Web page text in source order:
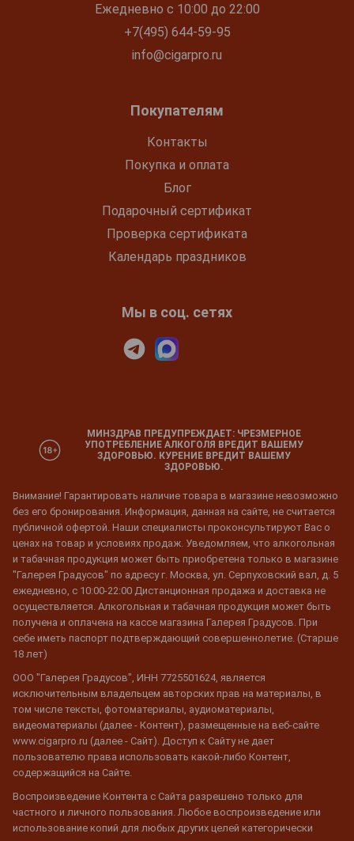
Ежедневно с 10:00 до 22:00
+7(495) 644-59-95
info@cigarpro.ru
Покупателям
Контакты
Покупка и оплата
Блог
Подарочный сертификат
Проверка сертификата
Календарь праздников
Мы в соц. сетях
МИНЗДРАВ ПРЕДУПРЕЖДАЕТ: ЧРЕЗМЕРНОЕ
УПОТРЕБЛЕНИЕ АЛКОГОЛЯ ВРЕДИТ ВАШЕМУ
ЗДОРОВЬЮ. КУРЕНИЕ ВРЕДИТ ВАШЕМУ
ЗДОРОВЬЮ.
Внимание! Гарантировать наличие товара в магазине невозможно
без его бронирования. Информация, данная на сайте, не считается
публичной офертой. Наши специалисты проконсультируют Вас о
ценах на товар и условиях продаж. Уведомляем, что алкогольная
и табачная продукция может быть приобретена только в магазине
"Галерея Градусов" по адресу г. Москва, ул. Серпуховский вал, д. 5
ежедневно, с 10:00-22:00 Дистанционная продажа и доставка не
осуществляется. Алкогольная и табачная продукция может быть
получена и оплачена на кассе магазина Галерея Градусов. При
себе иметь паспорт подтверждающий совершеннолетие. (Старше
18 лет)
ООО "Галерея Градусов", ИНН 7725501624, является
исключительным владельцем авторских прав на материалы, в
том числе тексты, фотоматериалы, аудиоматериалы,
видеоматериалы (далее - Контент), размещенные на веб-сайте
www.cigarpro.ru (далее - Сайт). Доступ к Сайту не дает
пользователю права использовать какой-либо Контент,
содержащийся на Сайте.
Воспроизведение Контента с Сайта разрешено только для
частного и личного пользования. Любое воспроизведение или
использование копий для любых других целей категорически